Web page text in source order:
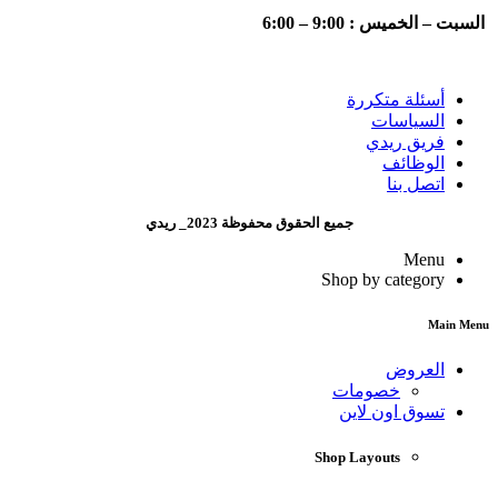
السبت – الخميس : 9:00 – 6:00
أسئلة متكررة
السياسات
فريق ريدي
الوظائف
اتصل بنا
جميع الحقوق محفوظة 2023_ ريدي
Menu
Shop by category
Main Menu
العروض
خصومات
تسوق اون لاين
Shop Layouts